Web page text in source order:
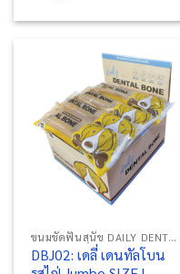
ขนมขัดฟันสุนัข DAILY DENTAL BONE
DBJ02: เดลี่ เดนทัลโบน